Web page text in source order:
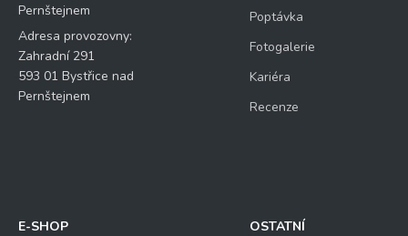
Pernštejnem
Adresa provozovny:
Zahradní 291
593 01 Bystřice nad
Pernštejnem
Poptávka
Fotogalerie
Kariéra
Recenze
E-SHOP OSTATNÍ